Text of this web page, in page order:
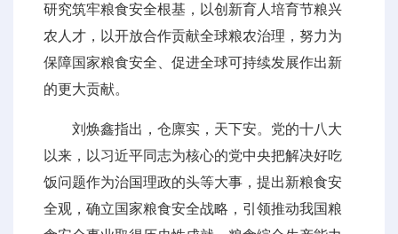
研究筑牢粮食安全根基，以创新育人培育节粮兴
农人才，以开放合作贡献全球粮农治理，努力为
保障国家粮食安全、促进全球可持续发展作出新
的更大贡献。
刘焕鑫指出，仓廪实，天下安。党的十八大
以来，以习近平同志为核心的党中央把解决好吃
饭问题作为治国理政的头等大事，提出新粮食安
全观，确立国家粮食安全战略，引领推动我国粮